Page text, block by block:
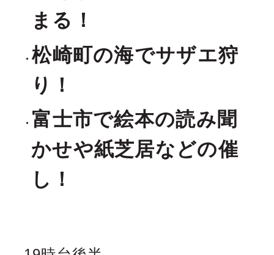
まる！
松崎町の海でサザエ狩
り！
富士市で絵本の読み聞
かせや紙芝居などの催
し！